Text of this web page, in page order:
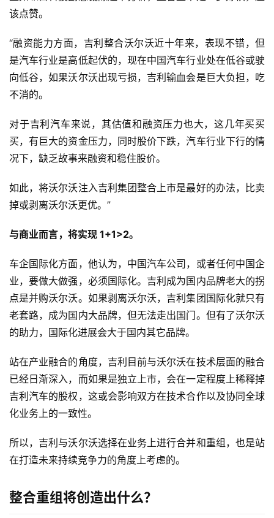
该点赞。
“融资能力方面，吉利整合沃尔沃近十年来，表现不错，但
是汽车行业是高低起伏的，现在中国汽车行业处在低谷或驶
向低谷，如果沃尔沃出现亏损，吉利输血会是巨大负担，吃
不消的。
对于吉利汽车来说，其估值和融资压力也大，这几年买买
买，有巨大的资金压力，同时股价下跌，汽车行业下行的情
况下，缺乏故事来融资和稳住股价。
如此，将沃尔沃注入吉利集团整合上市是最好的办法，比卖
掉或剥离沃尔沃更优。”
与商业而言，将实现 1+1>2。
车企国际化方面，他认为，中国汽车公司，或者任何中国企
业，要做大做强，必须国际化。吉利成为国内品牌老大的拐
点是并购沃尔沃。如果剥离沃尔沃，吉利集团国际化就只有
老套路，成为国内大品牌，但无法走出国门。但有了沃尔沃
的助力，国际化进展会大于国内其它品牌。
站在产业融合的角度，吉利目前与沃尔沃在技术层面的融合
已经日渐深入，而如果是独立上市，会在一定程度上稀释掉
吉利汽车的股权，这或会影响双方在技术合作以及协同全球
化业务上的一致性。
所以，吉利与沃尔沃选择在业务上进行合并和重组，也是站
在打造未来持续竞争力的角度上考虑的。
整合重组将创造出什么？